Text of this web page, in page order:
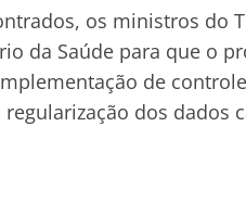
os ministros do
da Saúde para que o
de
dos dados